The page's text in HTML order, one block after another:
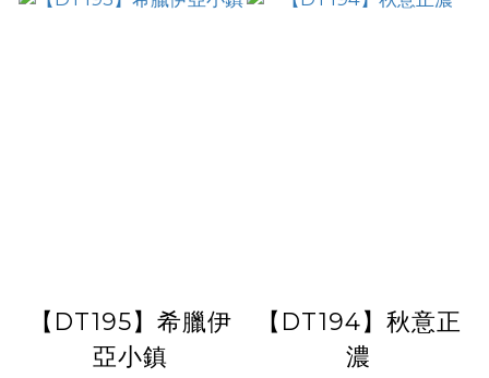
【DT195】希臘伊
亞小鎮
【DT194】秋意正
濃